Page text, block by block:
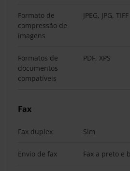
Formato de
compressão de
imagens
JPEG, JPG, TIFF
Formatos de
documentos
compatíveis
PDF, XPS
Fax
Fax duplex Sim
Envio de fax Fax a preto e